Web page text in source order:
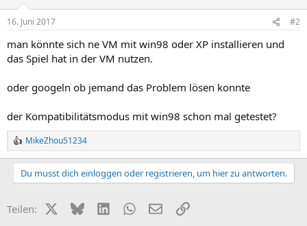
e
:
16. Juni 2017 #2
man könnte sich ne VM mit win98 oder XP installieren und
das Spiel hat in der VM nutzen.
oder googeln ob jemand das Problem lösen konnte
der Kompatibilitätsmodus mit win98 schon mal getestet?
R
e
a
o
MikeZhou51234
Du musst dich einloggen oder registrieren, um hier zu antworten.
Teilen: X (Twitter)
BlueskyLinkedInWhatsApp
E-MailLink